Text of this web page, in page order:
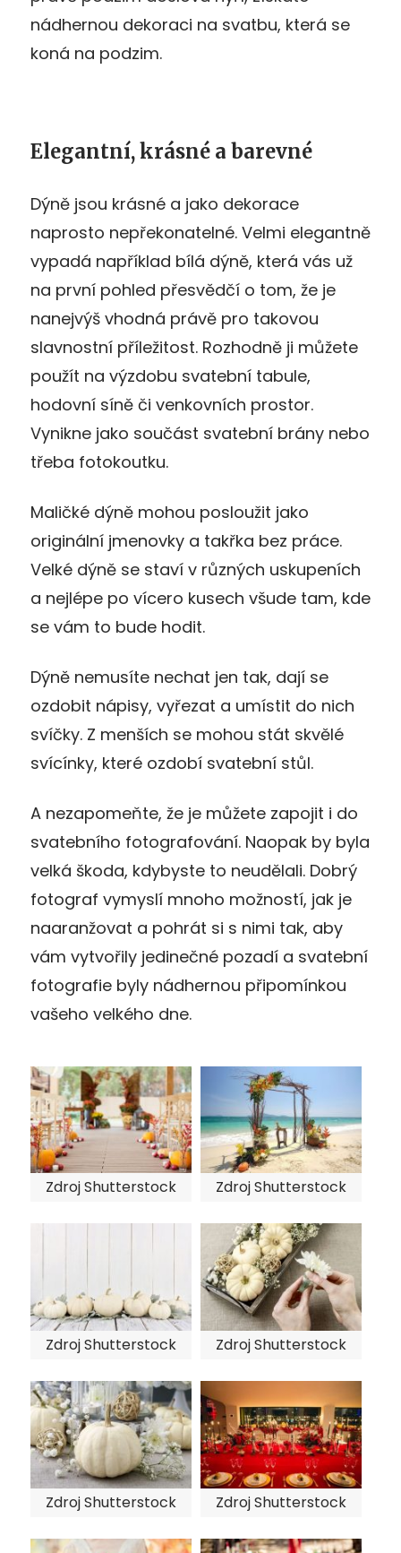
nádhernou dekoraci na svatbu, která se
koná na podzim.
Elegantní, krásné a barevné
Dýně jsou krásné a jako dekorace
naprosto nepřekonatelné. Velmi elegantně
vypadá například bílá dýně, která vás už
na první pohled přesvědčí o tom, že je
nanejvýš vhodná právě pro takovou
slavnostní příležitost. Rozhodně ji můžete
použít na výzdobu svatební tabule,
hodovní síně či venkovních prostor.
Vynikne jako součást svatební brány nebo
třeba fotokoutku.
Maličké dýně mohou posloužit jako
originální jmenovky a takřka bez práce.
Velké dýně se staví v různých uskupeních
a nejlépe po vícero kusech všude tam, kde
se vám to bude hodit.
Dýně nemusíte nechat jen tak, dají se
ozdobit nápisy, vyřezat a umístit do nich
svíčky. Z menších se mohou stát skvělé
svícínky, které ozdobí svatební stůl.
A nezapomeňte, že je můžete zapojit i do
svatebního fotografování. Naopak by byla
velká škoda, kdybyste to neudělali. Dobrý
fotograf vymyslí mnoho možností, jak je
naaranžovat a pohrát si s nimi tak, aby
vám vytvořily jedinečné pozadí a svatební
fotografie byly nádhernou připomínkou
vašeho velkého dne.
Zdroj Shutterstock Zdroj Shutterstock
Zdroj Shutterstock Zdroj Shutterstock
Zdroj Shutterstock Zdroj Shutterstock